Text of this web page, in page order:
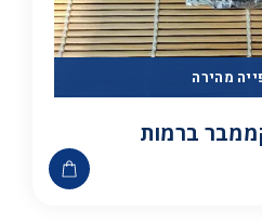
מהירה